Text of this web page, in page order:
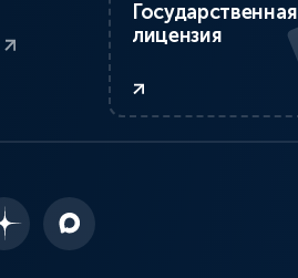
Государственная
лицензия